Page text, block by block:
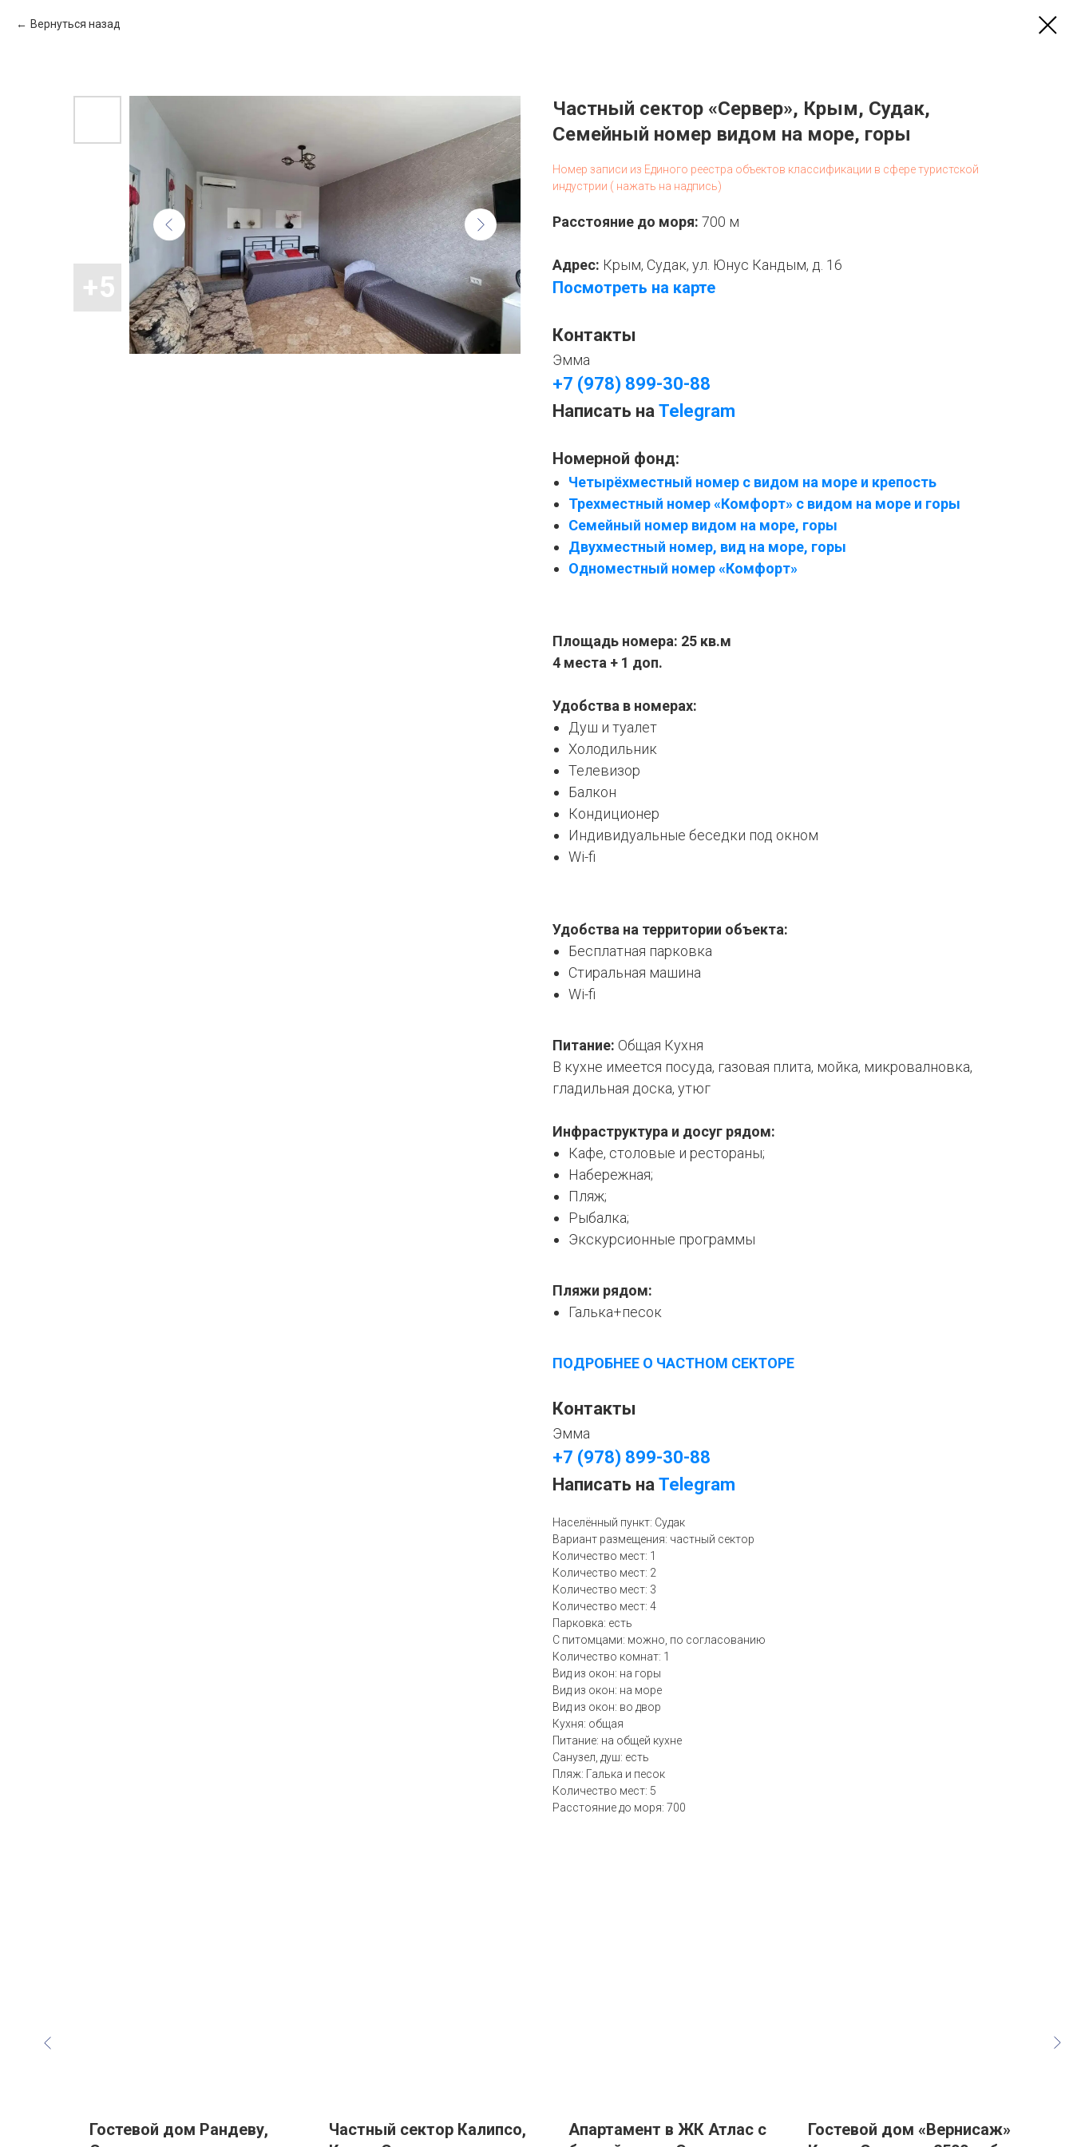
Вернуться назад
Частный сектор «Сервер», Крым, Судак,
Семейный номер видом на море, горы
Номер записи из Единого реестра объектов классификации в сфере туристской
индустрии ( нажать на надпись)
Расстояние до моря: 700 м
Адрес: Крым, Судак, ул. Юнус Кандым, д. 16
Посмотреть на карте
Контакты
Эмма
+7 (978) 899-30-88
Написать на Telegram
Номерной фонд:
Четырёхместный номер с видом на море и крепость
Трехместный номер «Комфорт» с видом на море и горы
Семейный номер видом на море, горы
Двухместный номер, вид на море, горы
Одноместный номер «Комфорт»
Площадь номера: 25 кв.м
4 места + 1 доп.
Удобства в номерах:
Душ и туалет
Холодильник
Телевизор
Балкон
Кондиционер
Индивидуальные беседки под окном
Wi-fi
Удобства на территории объекта:
Бесплатная парковка
Стиральная машина
Wi-fi
Питание: Общая Кухня
В кухне имеется посуда, газовая плита, мойка, микровалновка,
гладильная доска, утюг
Инфраструктура и досуг рядом:
Кафе, столовые и рестораны;
Набережная;
Пляж;
Рыбалка;
Экскурсионные программы
Пляжи рядом:
Галька+песок
ПОДРОБНЕЕ О ЧАСТНОМ СЕКТОРЕ
Контакты
Эмма
+7 (978) 899-30-88
Написать на Telegram
Населённый пункт: Судак
Вариант размещения: частный сектор
Количество мест: 1
Количество мест: 2
Количество мест: 3
Количество мест: 4
Парковка: есть
С питомцами: можно, по согласованию
Количество комнат: 1
Вид из окон: на горы
Вид из окон: на море
Вид из окон: во двор
Кухня: общая
Питание: на общей кухне
Санузел, душ: есть
Пляж: Галька и песок
Количество мест: 5
Расстояние до моря: 700
Гостевой дом Рандеву,
Частный сектор Калипсо,
Апартамент в ЖК Атлас с
Гостевой дом «Вернисаж»